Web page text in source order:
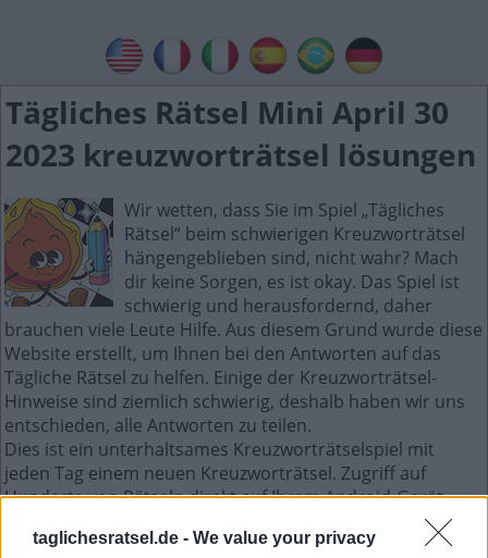
taglichesratsel.de - We value your privacy
Tägliches Rätsel Mini April 30
2023 kreuzworträtsel lösungen
Wir wetten, dass Sie im Spiel „Tägliches
Rätsel“ beim schwierigen Kreuzworträtsel
hängengeblieben sind, nicht wahr? Mach
dir keine Sorgen, es ist okay. Das Spiel ist
schwierig und herausfordernd, daher
brauchen viele Leute Hilfe. Aus diesem Grund wurde diese
Website erstellt, um Ihnen bei den Antworten auf das
Tägliche Rätsel zu helfen. Einige der Kreuzworträtsel-
Hinweise sind ziemlich schwierig, deshalb haben wir uns
entschieden, alle Antworten zu teilen.
Dies ist ein unterhaltsames Kreuzworträtselspiel mit
jeden Tag einem neuen Kreuzworträtsel. Zugriff auf
Hunderte von Rätseln direkt auf Ihrem Android-Gerät.
Spielen oder wiederholen Sie Ihre Kreuzworträtsel, wann
und wo Sie möchten! Trainieren Sie Ihr Gehirn und lösen